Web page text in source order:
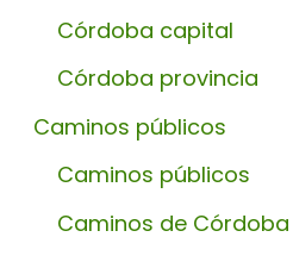
Córdoba capital
Córdoba provincia
Caminos públicos
Caminos públicos
Caminos de Córdoba